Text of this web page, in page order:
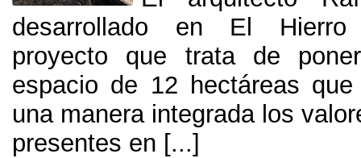
desarrollado en El
proyecto que trata de
espacio de 12 hectáreas
una manera integrada los
presentes en [...]